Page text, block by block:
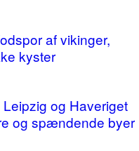
af vikinger,
kyster
og Haveriget
og spændende byer